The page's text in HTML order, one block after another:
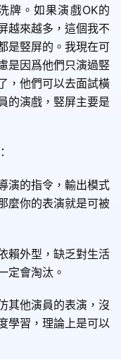
牌。如果演戲OK的
越來越多，這個我不
是竪屏的。我現在可
是因爲他們只演過竪
，他們可以去面試橫
的演戲，竪屏主要是
演的指令，輸出模式
麼你的表演就是可被
賴外型，缺乏對生活
定會淘汰。
其他演員的表演，沒
學習，理論上是可以